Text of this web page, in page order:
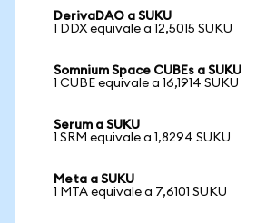
DerivaDAO a SUKU
1 DDX equivale a 12,5015 SUKU
Somnium Space CUBEs a SUKU
1 CUBE equivale a 16,1914 SUKU
Serum a SUKU
1 SRM equivale a 1,8294 SUKU
Meta a SUKU
1 MTA equivale a 7,6101 SUKU